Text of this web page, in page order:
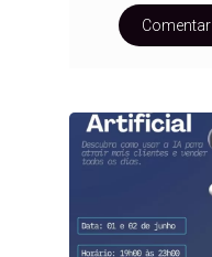
Comentar